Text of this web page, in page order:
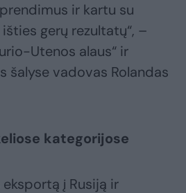
ir kartu su
gerų rezultatų“, –
Utenos alaus“ ir
šalyse vadovas Rolandas
kategorijose
į Rusiją ir